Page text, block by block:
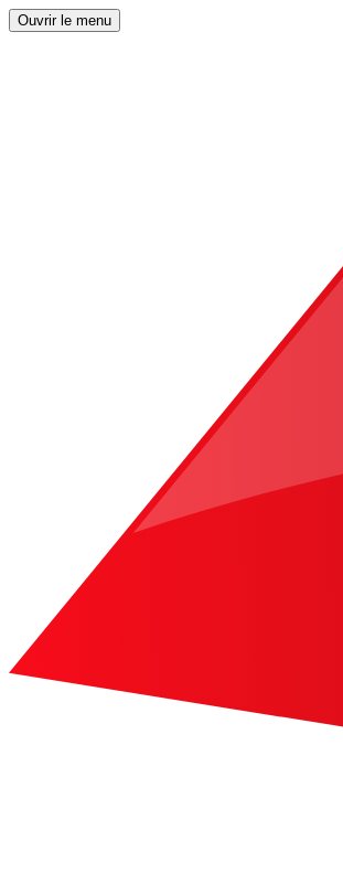
Ouvrir le menu